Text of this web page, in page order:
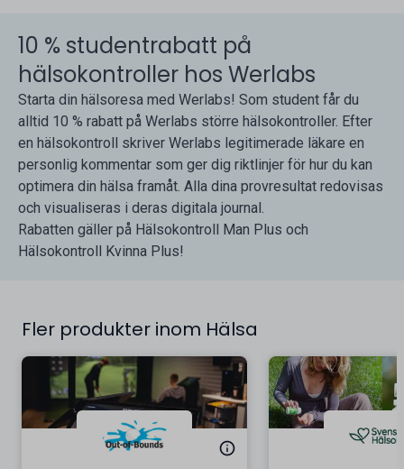
10 % studentrabatt på
hälsokontroller hos Werlabs
Starta din hälsoresa med Werlabs! Som student får du
alltid 10 % rabatt på Werlabs större hälsokontroller. Efter
en hälsokontroll skriver Werlabs legitimerade läkare en
personlig kommentar som ger dig riktlinjer för hur du kan
optimera din hälsa framåt. Alla dina provresultat redovisas
och visualiseras i deras digitala journal.
Rabatten gäller på Hälsokontroll Man Plus och
Hälsokontroll Kvinna Plus!
Fler produkter inom Hälsa